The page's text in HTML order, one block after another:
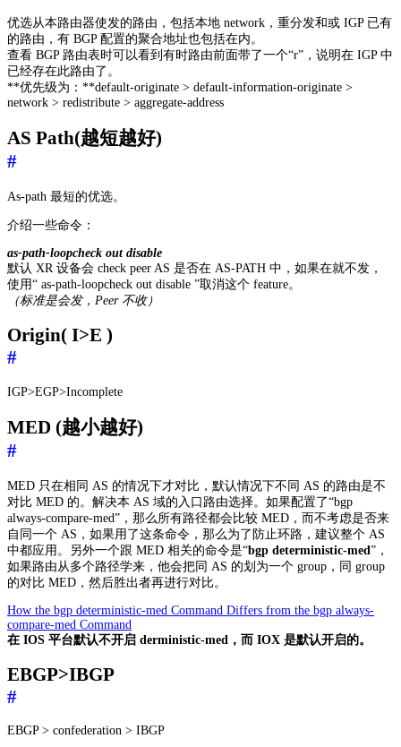
优选从本路由器使发的路由，包括本地 network，重分发和或 IGP 已有
的路由，有 BGP 配置的聚合地址也包括在内。
查看 BGP 路由表时可以看到有时路由前面带了一个“r”，说明在 IGP 中
已经存在此路由了。
**优先级为：**default-originate > default-information-originate >
network > redistribute > aggregate-address
AS Path(越短越好)
#
As-path 最短的优选。
介绍一些命令：
as-path-loopcheck out disable
默认 XR 设备会 check peer AS 是否在 AS-PATH 中，如果在就不发，
使用“ as-path-loopcheck out disable ”取消这个 feature。
（标准是会发，Peer 不收）
Origin( I>E )
#
IGP>EGP>Incomplete
MED (越小越好)
#
MED 只在相同 AS 的情况下才对比，默认情况下不同 AS 的路由是不
对比 MED 的。解决本 AS 域的入口路由选择。如果配置了“bgp
always-compare-med”，那么所有路径都会比较 MED，而不考虑是否来
自同一个 AS，如果用了这条命令，那么为了防止环路，建议整个 AS
中都应用。另外一个跟 MED 相关的命令是“bgp deterministic-med”，
如果路由从多个路径学来，他会把同 AS 的划为一个 group，同 group
的对比 MED，然后胜出者再进行对比。
How the bgp deterministic-med Command Differs from the bgp always-
compare-med Command
在 IOS 平台默认不开启 derministic-med，而 IOX 是默认开启的。
EBGP>IBGP
#
EBGP > confederation > IBGP